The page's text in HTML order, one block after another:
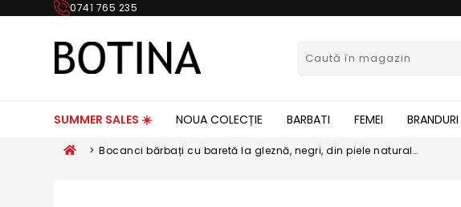
0741 765 235
SUMMER SALES ☀️ NOUA COLECȚIE BARBATI FEMEI BRANDURI
> Bocanci bărbați cu baretă la gleznă, negri, din piele naturală